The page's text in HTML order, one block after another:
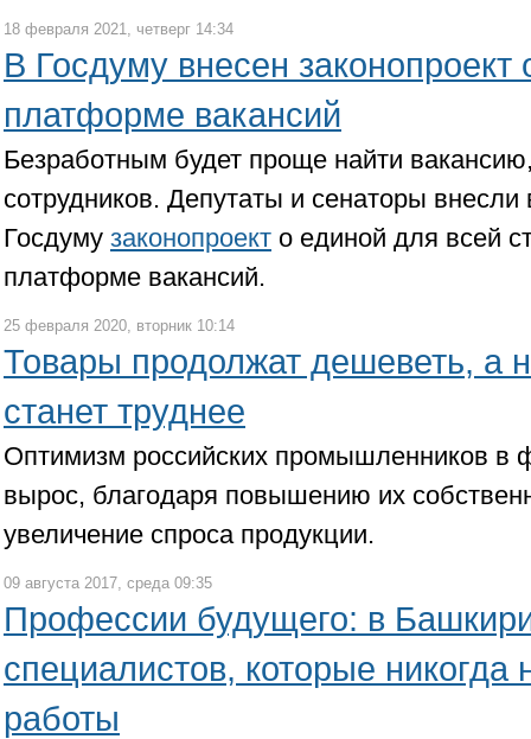
18 февраля 2021, четверг 14:34
В Госдуму внесен законопроект
платформе вакансий
Безработным будет проще найти
сотрудников. Депутаты и сенаторы внесли
Госдуму законопроект о единой для всей
платформе вакансий.
25 февраля 2020, вторник 10:14
Товары продолжат дешеветь, а
станет труднее
Оптимизм российских промышленников в
вырос, благодаря повышению их
увеличение спроса продукции.
09 августа 2017, среда 09:35
Профессии будущего: в
специалистов, которые никогда
работы